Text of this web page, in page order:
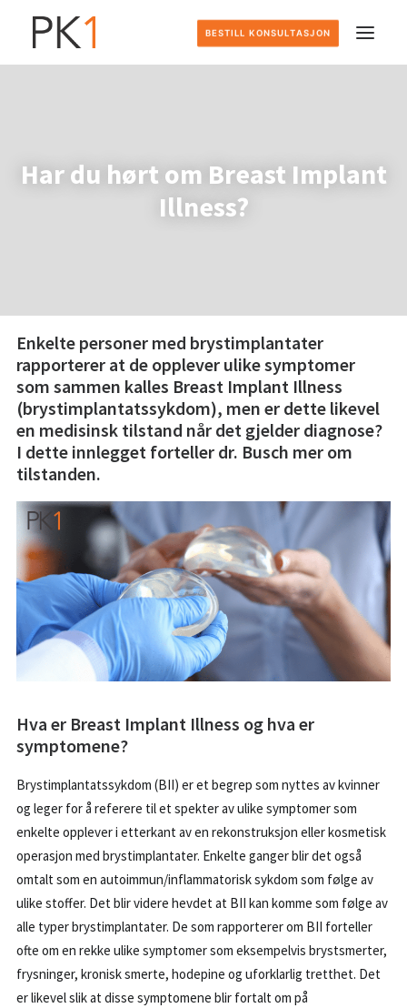
BESTILL KONSULTASJON
DETTE GJØR VI
OM OSS
KONTAKT
BESTILL KONSULTASJON
55 99 11 00
POST@PK1.NO
Har du hørt om Breast Implant
Illness?
Enkelte personer med brystimplantater
rapporterer at de opplever ulike symptomer
som sammen kalles Breast Implant Illness
(brystimplantatssykdom), men er dette likevel
en medisinsk tilstand når det gjelder diagnose?
I dette innlegget forteller dr. Busch mer om
tilstanden.
Hva er Breast Implant Illness og hva er
symptomene?
Brystimplantatssykdom (BII) er et begrep som nyttes av kvinner
og leger for å referere til et spekter av ulike symptomer som
enkelte opplever i etterkant av en rekonstruksjon eller kosmetisk
operasjon med brystimplantater. Enkelte ganger blir det også
omtalt som en autoimmun/inflammatorisk sykdom som følge av
ulike stoffer. Det blir videre hevdet at BII kan komme som følge av
alle typer brystimplantater. De som rapporterer om BII forteller
ofte om en rekke ulike symptomer som eksempelvis brystsmerter,
frysninger, kronisk smerte, hodepine og uforklarlig tretthet. Det
er likevel slik at disse symptomene blir fortalt om på